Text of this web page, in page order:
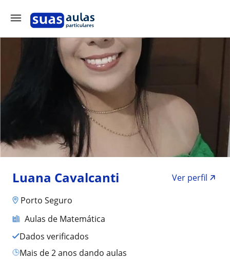
Luana Cavalcanti
Ver perfil
Porto Seguro
Aulas de Matemática
Dados verificados
mais de 2 anos dando aulas